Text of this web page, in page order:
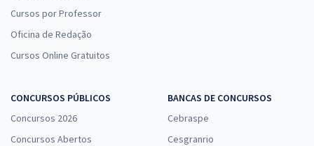
Cursos por Professor
Oficina de Redação
Cursos Online Gratuitos
CONCURSOS PÚBLICOS
Concursos 2026
Concursos Abertos
BANCAS DE CONCURSOS
Cebraspe
Cesgranrio